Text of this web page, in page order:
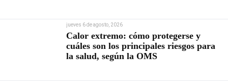
jueves 6 de agosto, 2026
Calor extremo: cómo protegerse y
cuáles son los principales riesgos para
la salud, según la OMS